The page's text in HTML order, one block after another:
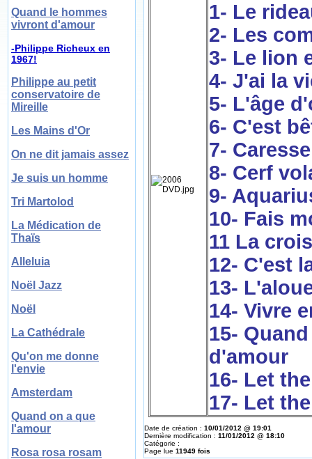
Quand le hommes
vivront d'amour
-Philippe Richeux en
1967!
Philippe au petit
conservatoire de
Mireille
Les Mains d'Or
On ne dit jamais assez
Je suis un homme
Tri Martolod
La Médication de
Thaïs
Alleluia
Noël Jazz
Noël
La Cathédrale
Qu'on me donne
l'envie
Amsterdam
Quand on a que
l'amour
Rosa rosa rosam
1- Le
2- Les
3- Le lion
4- J'ai la
5- L'âge
6- C'est
7-
8- Cerf
9-
10- Fais
11 La
12- C'est
13-
14- Vivre
15-
d'amour
16- Let
17- Let
Date de création : 10/01/2012 @ 19:01
Dernière modification : 11/01/2012 @ 18:10
Catégorie :
Page lue 11949 fois